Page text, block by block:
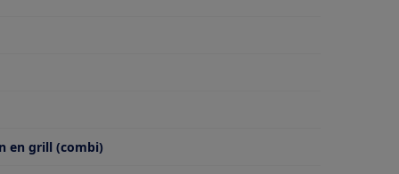
en grill (combi)